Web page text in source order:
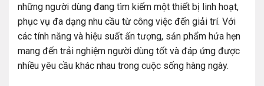
những người dùng đang tìm kiếm một thiết bị linh hoạt,
phục vụ đa dạng nhu cầu từ công việc đến giải trí. Với
các tính năng và hiệu suất ấn tượng, sản phẩm hứa hẹn
mang đến trải nghiệm người dùng tốt và đáp ứng được
nhiều yêu cầu khác nhau trong cuộc sống hàng ngày.